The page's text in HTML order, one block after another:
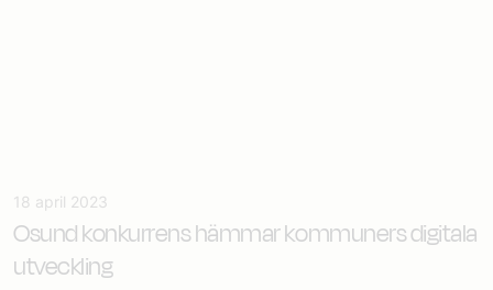
18 april 2023
Osund konkurrens hämmar kommuners digitala
utveckling